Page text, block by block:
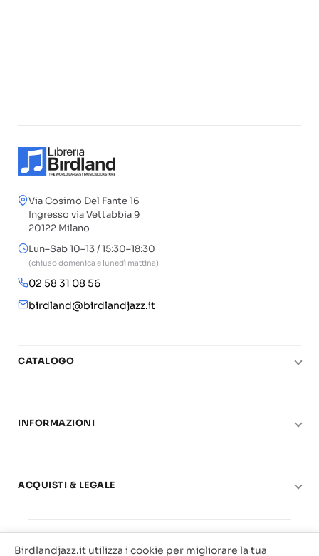
Via Cosimo Del Fante 16
Ingresso via Vettabbia 9
20122 Milano
Lun–Sab 10–13 / 15:30–18:30
(chiuso domenica e lunedì mattina)
02 58 31 08 56
birdland@birdlandjazz.it
CATALOGO
Chitarra
Basi play-along
Offerte
INFORMAZIONI
Carta del Docente
ACQUISTI & LEGALE
Birdlandjazz.it utilizza i cookie per migliorare la tua